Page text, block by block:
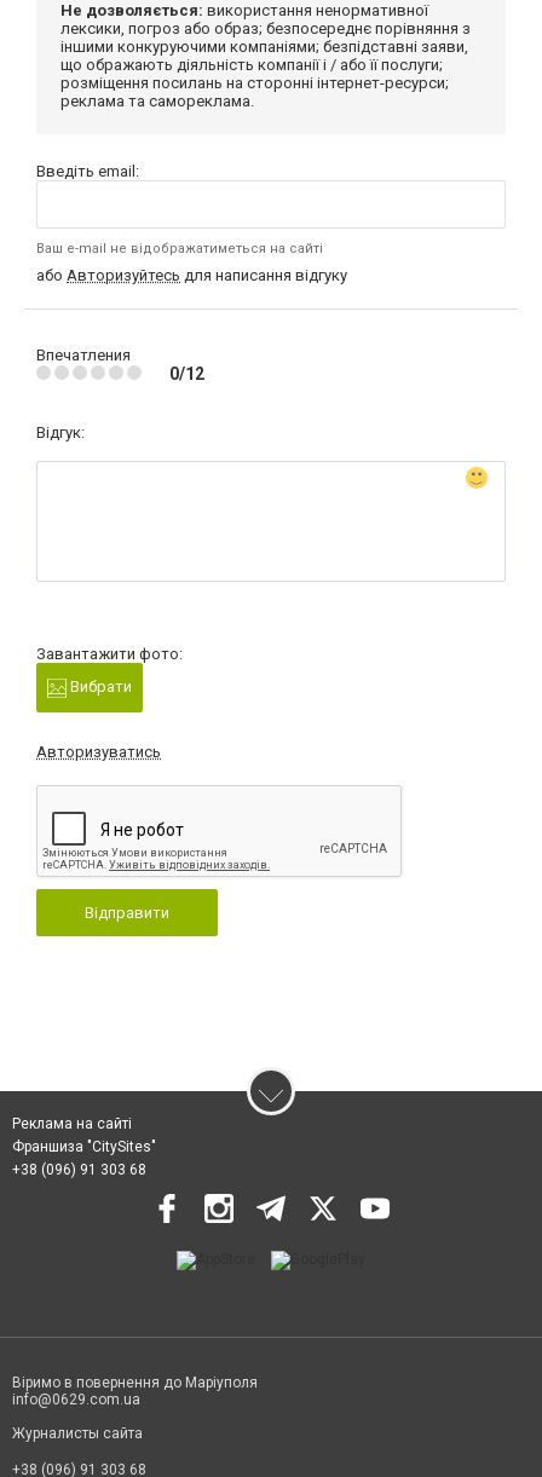
Не дозволяється: використання ненормативної
лексики, погроз або образ; безпосереднє порівняння з
іншими конкуруючими компаніями; безпідставні заяви,
що ображають діяльність компанії і / або її послуги;
розміщення посилань на сторонні інтернет-ресурси;
реклама та самореклама.
Введіть email:
Ваш e-mail не відображатиметься на сайті
або Авторизуйтесь для написання відгуку
Впечатления
0/12
Відгук:
Завантажити фото:
Вибрати
Авторизуватись
Відправити
Реклама на сайті
Франшиза "CitySites"
+38 (096) 91 303 68
Віримо в повернення до Маріуполя
info@0629.com.ua
Журналисты сайта
+38 (096) 91 303 68